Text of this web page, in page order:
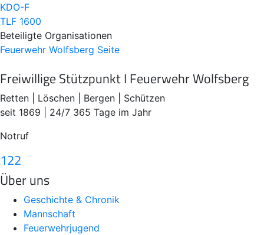
KDO-F
TLF 1600
Beteiligte Organisationen
Feuerwehr Wolfsberg Seite
Freiwillige Stützpunkt I Feuerwehr Wolfsberg
Retten | Löschen | Bergen | Schützen
seit 1869 | 24/7 365 Tage im Jahr
Notruf
122
Über uns
Geschichte & Chronik
Mannschaft
Feuerwehrjugend